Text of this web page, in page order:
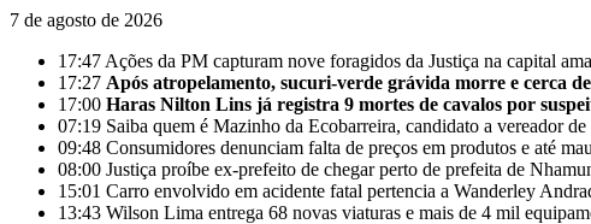
7 de agosto de 2026
17:47 Ações da PM capturam nove foragidos da Justiça na capital
17:27 Após atropelamento, sucuri-verde grávida morre e cerca
17:00 Haras Nilton Lins já registra 9 mortes de cavalos por
07:19 Saiba quem é Mazinho da Ecobarreira, candidato a vereador
09:48 Consumidores denunciam falta de preços em produtos e até
08:00 Justiça proíbe ex-prefeito de chegar perto de prefeita de
15:01 Carro envolvido em acidente fatal pertencia a Wanderley
13:43 Wilson Lima entrega 68 novas viaturas e mais de 4 mil